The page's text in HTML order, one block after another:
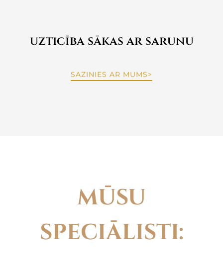
uzticība sākas ar sarunu
SAZINIES AR MUMS>
MŪSU
SPECIĀLISTI: